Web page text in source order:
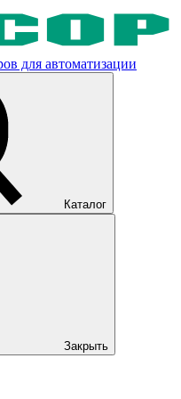
для автоматизации
Каталог
Закрыть